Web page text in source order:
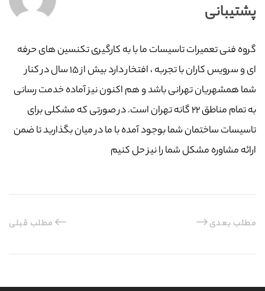
پشتیبانی
گروه فنی تعمیرات تاسیسات ما با به‌ کارگیری تکنسین های حرفه
ای و سرویس کاران با تجربه ، افتخار دارد بیش از ۱۵ سال در کنار
شما همشهریان تهرانی باشد و هم اکنون نیز آماده خدمت رسانی
به تمام مناطق ۲۲ گانه تهران است. در صورتی که مشکلی برای
تاسیسات ساختمان شما بوجود آمده با ما در میان بگذارید تا ضمن
ارائه مشاوره مشکل شما را نیز حل کنیم
مطلب قبلی مطلب بعدی